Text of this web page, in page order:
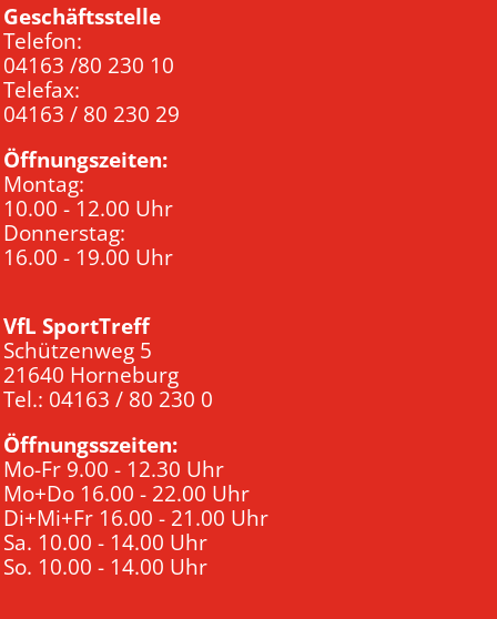
Geschäftsstelle
Telefon:
04163 /80 230 10
Telefax:
04163 / 80 230 29
Öffnungszeiten:
Montag:
10.00 - 12.00 Uhr
Donnerstag:
16.00 - 19.00 Uhr
VfL SportTreff
Schützenweg 5
21640 Horneburg
Tel.: 04163 / 80 230 0
Öffnungsszeiten:
Mo-Fr 9.00 - 12.30 Uhr
Mo+Do 16.00 - 22.00 Uhr
Di+Mi+Fr 16.00 - 21.00 Uhr
Sa. 10.00 - 14.00 Uhr
So. 10.00 - 14.00 Uhr